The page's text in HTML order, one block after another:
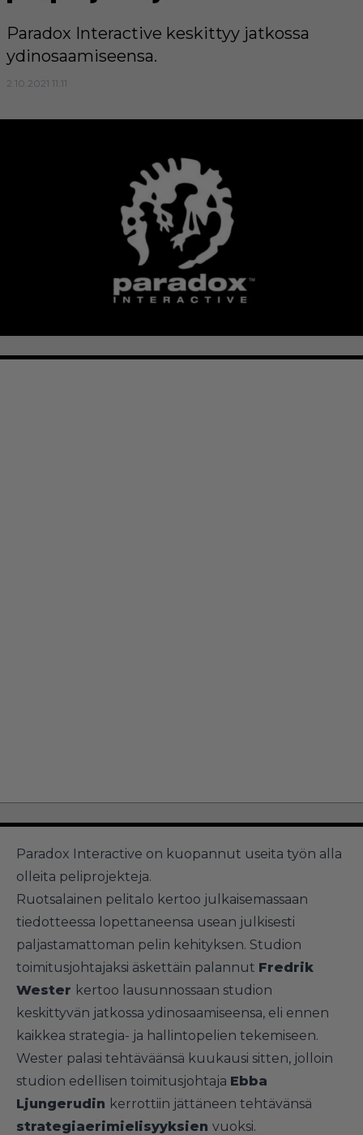
Paradox Interactive keskittyy jatkossa
ydinosaamiseensa.
2.10.2021 11:11
Paradox Interactive on kuopannut useita työn alla
olleita peliprojekteja.
Ruotsalainen pelitalo kertoo julkaisemassaan
tiedotteessa lopettaneensa usean julkisesti
paljastamattoman pelin kehityksen. Studion
toimitusjohtajaksi äskettäin palannut Fredrik
Wester kertoo lausunnossaan studion
keskittyvän jatkossa ydinosaamiseensa, eli ennen
kaikkea strategia- ja hallintopelien tekemiseen.
Wester palasi tehtäväänsä kuukausi sitten, jolloin
studion edellisen toimitusjohtaja Ebba
Ljungerudin kerrottiin jättäneen tehtävänsä
strategiaerimielisyyksien vuoksi.